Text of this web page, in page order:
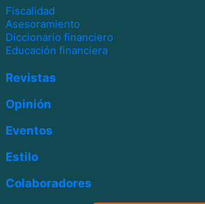
Fiscalidad
Asesoramiento
Diccionario financiero
Educación financiera
Revistas
Opinión
Eventos
Estilo
Colaboradores